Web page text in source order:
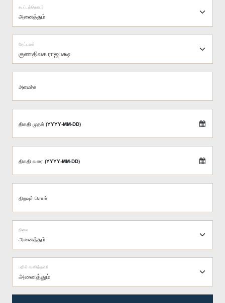
கூட்டத்தொடர்
குணதிலக ராஜபக்ஷ
கேட்டவர்
அமைச்சு
திகதி முதல் (YYYY-MM-DD)
திகதி வரை (YYYY-MM-DD)
திறவுச் சொல்
நிலை
அனைத்தும்
பதில் அளித்தவர்